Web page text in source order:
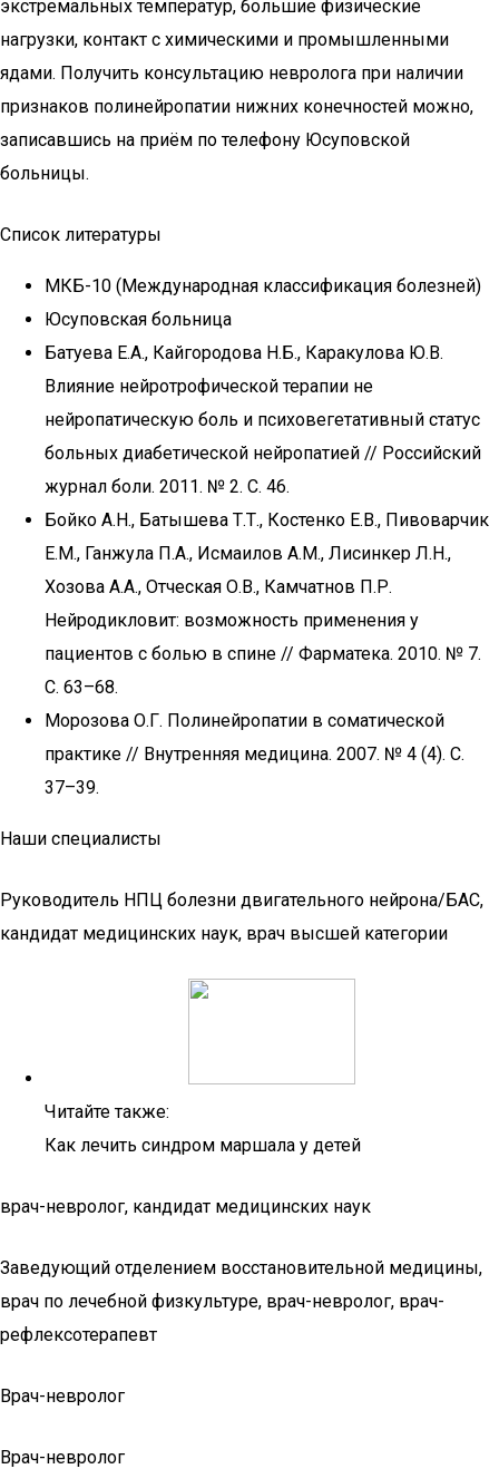
экстремальных температур, большие физические
нагрузки, контакт с химическими и промышленными
ядами. Получить консультацию невролога при наличии
признаков полинейропатии нижних конечностей можно,
записавшись на приём по телефону Юсуповской
больницы.
Список литературы
МКБ-10 (Международная классификация болезней)
Юсуповская больница
Батуева Е.А., Кайгородова Н.Б., Каракулова Ю.В.
Влияние нейротрофической терапии не
нейропатическую боль и психовегетативный статус
больных диабетической нейропатией // Российский
журнал боли. 2011. № 2. С. 46.
Бойко А.Н., Батышева Т.Т., Костенко Е.В., Пивоварчик
Е.М., Ганжула П.А., Исмаилов А.М., Лисинкер Л.Н.,
Хозова А.А., Отческая О.В., Камчатнов П.Р.
Нейродикловит: возможность применения у
пациентов с болью в спине // Фарматека. 2010. № 7.
С. 63–68.
Морозова О.Г. Полинейропатии в соматической
практике // Внутренняя медицина. 2007. № 4 (4). С.
37–39.
Наши специалисты
Руководитель НПЦ болезни двигательного нейрона/БАС,
кандидат медицинских наук, врач высшей категории
Читайте также:
Как лечить синдром маршала у детей
врач-невролог, кандидат медицинских наук
Заведующий отделением восстановительной медицины,
врач по лечебной физкультуре, врач-невролог, врач-
рефлексотерапевт
Врач-невролог
Врач-невролог